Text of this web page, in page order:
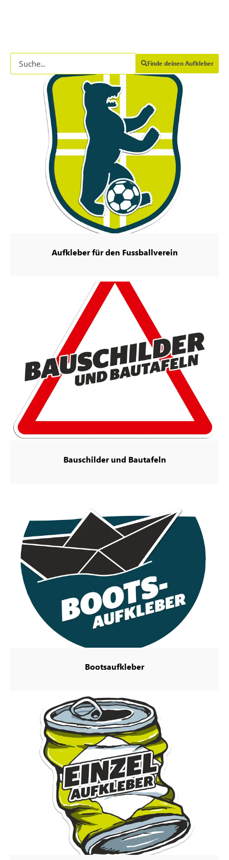
Finde deinen Aufkleber
Aufkleber für den Fussballverein
Bauschilder und Bautafeln
Bootsaufkleber